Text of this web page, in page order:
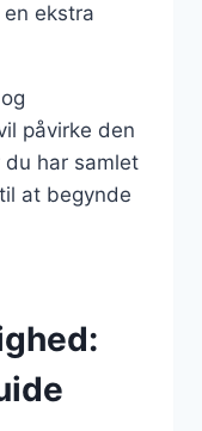
ekstra
påvirke den
har samlet
at begynde